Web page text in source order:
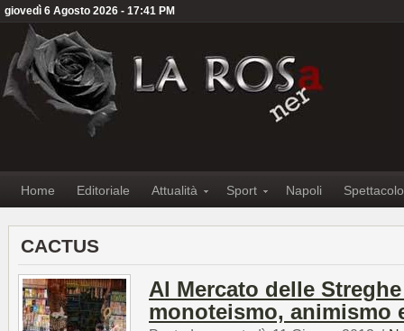
giovedì 6 Agosto 2026 - 17:41 PM
Home Editoriale Attualità Sport Napoli Spettacolo
CACTUS
Al Mercato delle
monoteismo, animismo